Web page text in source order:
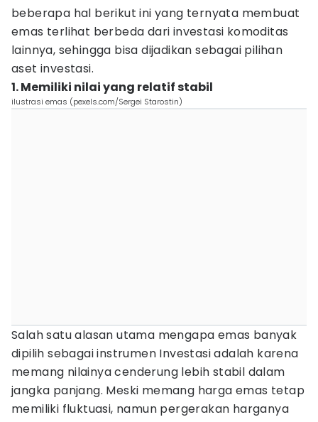
beberapa hal berikut ini yang ternyata membuat
emas terlihat berbeda dari investasi komoditas
lainnya, sehingga bisa dijadikan sebagai pilihan
aset investasi.
1. Memiliki nilai yang relatif stabil
ilustrasi emas (pexels.com/Sergei Starostin)
Salah satu alasan utama mengapa emas banyak
dipilih sebagai instrumen Investasi adalah karena
memang nilainya cenderung lebih stabil dalam
jangka panjang. Meski memang harga emas tetap
memiliki fluktuasi, namun pergerakan harganya